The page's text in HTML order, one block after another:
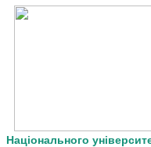
Національного